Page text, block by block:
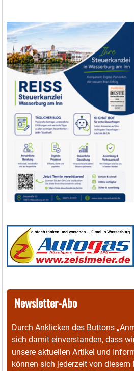
Newsletter-Abo
Durch Anklicken des Buttons
sich damit einverstanden, dass
unsere aktuellen Artikel und
können sich jederzeit von diesem